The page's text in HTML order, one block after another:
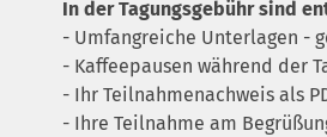
In der Tagungsgebühr sind
- Umfangreiche Unterlagen -
- Kaffeepausen während der
- Ihr Teilnahmenachweis als
- Ihre Teilnahme am